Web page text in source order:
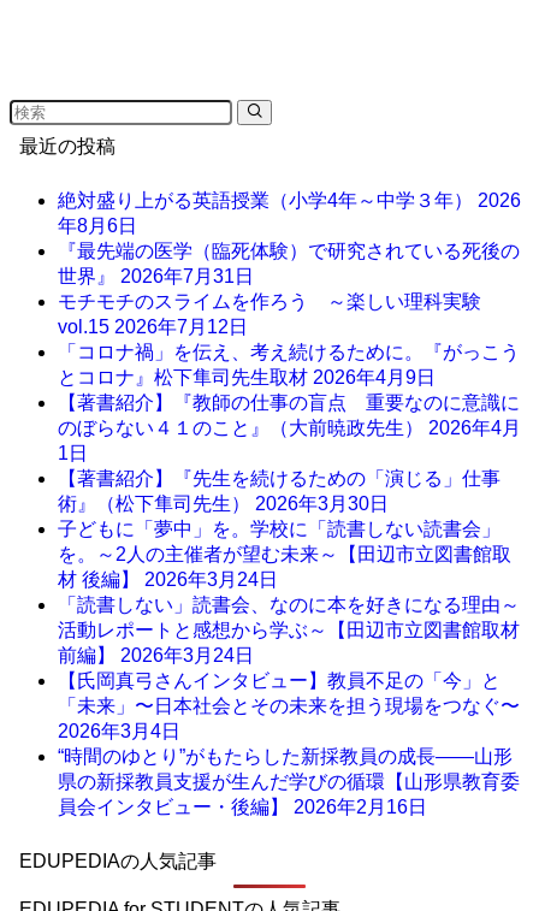
最近の投稿
絶対盛り上がる英語授業（小学4年～中学３年） 2026
年8月6日
『最先端の医学（臨死体験）で研究されている死後の
世界』 2026年7月31日
モチモチのスライムを作ろう ～楽しい理科実験
vol.15 2026年7月12日
「コロナ禍」を伝え、考え続けるために。『がっこう
とコロナ』松下隼司先生取材 2026年4月9日
【著書紹介】『教師の仕事の盲点 重要なのに意識に
のぼらない４１のこと』（大前暁政先生） 2026年4月
1日
【著書紹介】『先生を続けるための「演じる」仕事
術』（松下隼司先生） 2026年3月30日
子どもに「夢中」を。学校に「読書しない読書会」
を。～2人の主催者が望む未来～【田辺市立図書館取
材 後編】 2026年3月24日
「読書しない」読書会、なのに本を好きになる理由～
活動レポートと感想から学ぶ～【田辺市立図書館取材
前編】 2026年3月24日
【氏岡真弓さんインタビュー】教員不足の「今」と
「未来」〜日本社会とその未来を担う現場をつなぐ〜
2026年3月4日
“時間のゆとり”がもたらした新採教員の成長――山形
県の新採教員支援が生んだ学びの循環【山形県教育委
員会インタビュー・後編】 2026年2月16日
EDUPEDIAの人気記事